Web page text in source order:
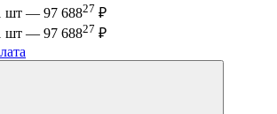
шт — 97 68827 ₽
шт — 97 68827 ₽